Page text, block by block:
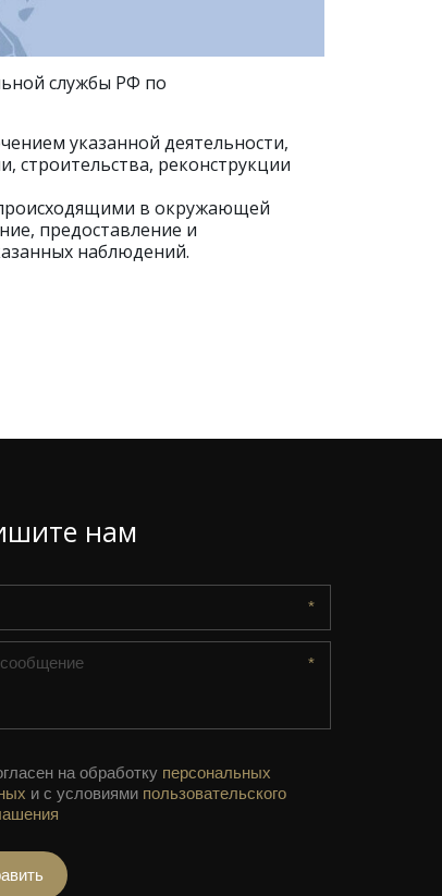
службы РФ по
указанной деятельности,
строительства, реконструкции
в окружающей
предоставление и
наблюдений.
нам
*
*
на обработку персональных
и с условиями пользовательского